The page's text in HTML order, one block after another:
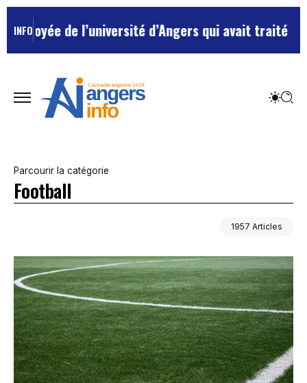
INFO d’Angers qui avait traité ses chefs de
Parcourir la catégorie
Football
1957 Articles